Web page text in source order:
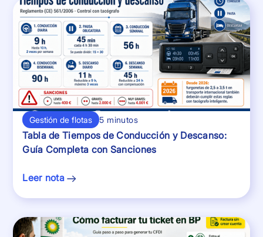
Gestión de flotas 5 minutos
Tabla de Tiempos de Conducción y Descanso:
Guía Completa con Sanciones
Leer nota